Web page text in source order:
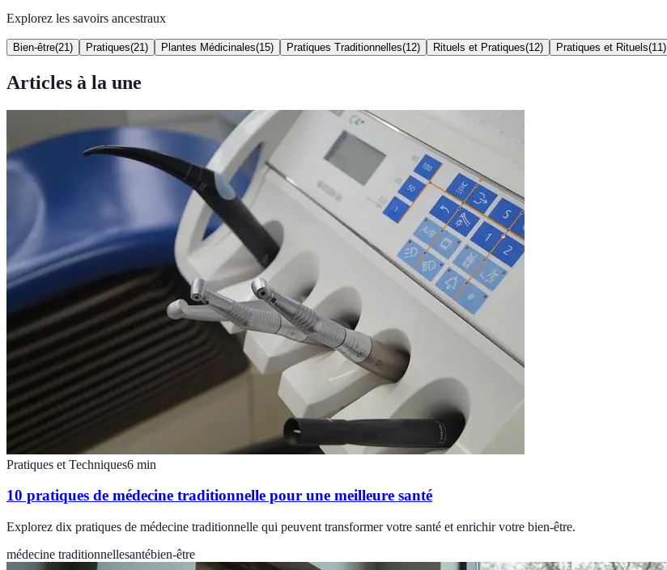
Explorez les savoirs ancestraux
Bien-être(21 ) Pratiques(21 ) Plantes Médicinales(15) Pratiques Traditionnelles(12) Rituels et Pratiques(12) Pratiques et Rituels(11 )
Articles à la une
Pratiques et Techniques6 min
10 pratiques de médecine traditionnelle pour une meilleure santé
Explorez dix pratiques de médecine traditionnelle qui peuvent transformer votre santé et enrichir votre bien-être.
médecine traditionnellesantébien-être